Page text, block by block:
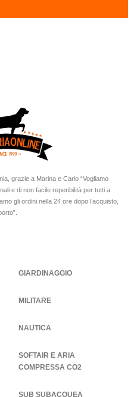
grazie a Marina e Carlo “Vogliamo
e di non facile reperibilità per tutti a
gli ordini nella 24 ore dopo l’acquisto,
GIARDINAGGIO
MILITARE
NAUTICA
SOFTAIR E ARIA
COMPRESSA CO2
SUB SUBACQUEA